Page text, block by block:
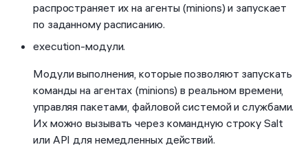
распространяет их на агенты (minions) и запускает
по заданному расписанию.
execution-модули.
Модули выполнения, которые позволяют запускать
команды на агентах (minions) в реальном времени,
управляя пакетами, файловой системой и службами.
Их можно вызывать через командную строку Salt
или API для немедленных действий.